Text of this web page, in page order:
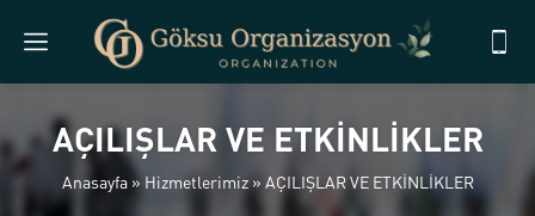
AÇILIŞLAR VE ETKİNLİKLER
Anasayfa» Hizmetlerimiz» AÇILIŞLAR VE ETKİNLİKLER